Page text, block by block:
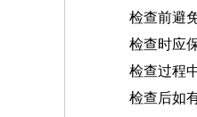
检查前避
检查时应
检查过程
检查后如